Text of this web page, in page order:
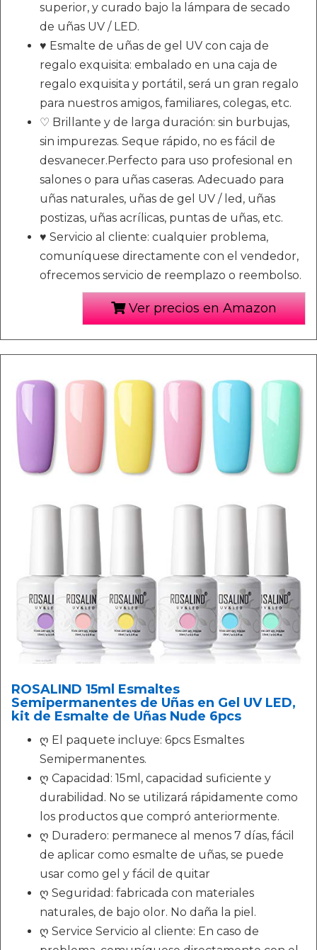
superior, y curado bajo la lámpara de secado
de uñas UV / LED.
♥ Esmalte de uñas de gel UV con caja de
regalo exquisita: embalado en una caja de
regalo exquisita y portátil, será un gran regalo
para nuestros amigos, familiares, colegas, etc.
♡ Brillante y de larga duración: sin burbujas,
sin impurezas. Seque rápido, no es fácil de
desvanecer.Perfecto para uso profesional en
salones o para uñas caseras. Adecuado para
uñas naturales, uñas de gel UV / led, uñas
postizas, uñas acrílicas, puntas de uñas, etc.
♥ Servicio al cliente: cualquier problema,
comuníquese directamente con el vendedor,
ofrecemos servicio de reemplazo o reembolso.
Ver precios en Amazon
ROSALIND 15ml Esmaltes
Semipermanentes de Uñas en Gel UV LED,
kit de Esmalte de Uñas Nude 6pcs
ღ El paquete incluye: 6pcs Esmaltes
Semipermanentes.
ღ Capacidad: 15ml, capacidad suficiente y
durabilidad. No se utilizará rápidamente como
los productos que compró anteriormente.
ღ Duradero: permanece al menos 7 días, fácil
de aplicar como esmalte de uñas, se puede
usar como gel y fácil de quitar
ღ Seguridad: fabricada con materiales
naturales, de bajo olor. No daña la piel.
ღ Service Servicio al cliente: En caso de